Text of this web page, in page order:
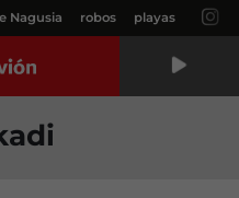
Nagusia robos playas